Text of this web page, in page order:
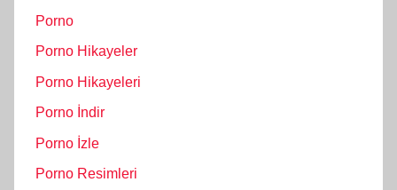
Porno
Porno Hikayeler
Porno Hikayeleri
Porno İndir
Porno İzle
Porno Resimleri